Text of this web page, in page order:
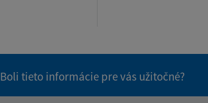
Boli tieto informácie pre vás užitočné?